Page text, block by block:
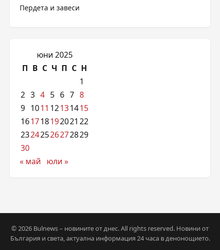
Пердета и завеси
юни 2025
П В С Ч П С Н
1
2 3 4 5 6 7 8
9 1011 12131415
161718192021 22
23242526272829
30
« май
юли »
© 2026 Bulnews – новините от днес. All rights reserved. Новини от
България и света, актуална информация 24 часа в денонощието.